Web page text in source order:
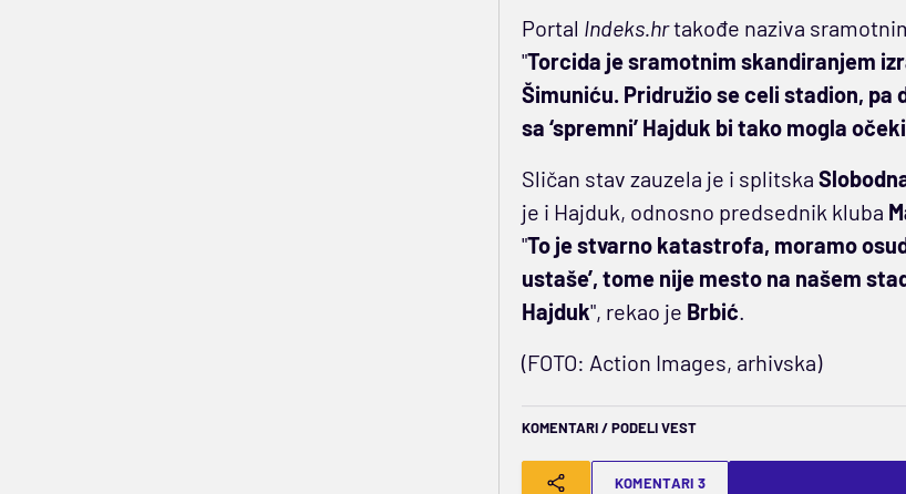
Portal Indeks.hrtakođe naziva
"Torcida je sramotnim skandiranjem
Šimuniću. Pridružio se celi stadion, pa
sa ‘spremni’ Hajduk bi tako mogla
Sličan stav zauzela je i splitska
je i Hajduk, odnosno predsednik kluba
"To je stvarno katastrofa, moramo
ustaše’, tome nije mesto na našem
Hajduk", rekao je Brbić.
(FOTO: Action Images, arhivska)
KOMENTARI / PODELI VEST
KOMENTARI 3